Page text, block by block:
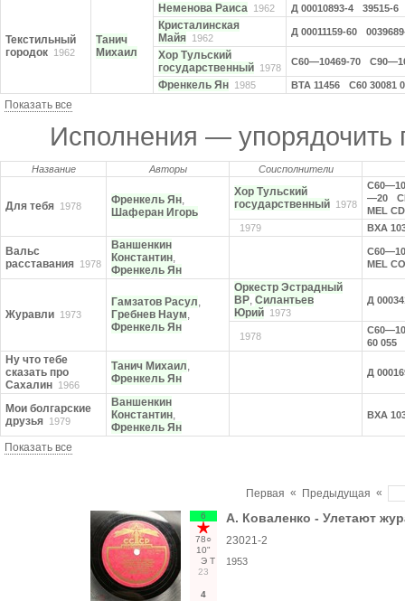
Текстильный
городок 1962
Танич
Михаил
Неменова Раиса 1962 Д 00010893-4 39515-6
Кристалинская
Майя 1962
Д 00011159-60
Хор Тульский
государственный 1978
С60—10469-70
Френкель Ян 1985 ВТА 11456 С60 30081
Показать все
Исполнения — упорядочить
Название Авторы Соисполнители
Для тебя 1978 Френкель Ян,
Шаферан Игорь
Хор Тульский
государственный 1978
—20
MEL
1979
ВХА
Вальс
расставания 1978
Ваншенкин
Константин,
Френкель Ян
MEL
Журавли 1973
Гамзатов Расул,
Гребнев Наум,
Френкель Ян
Оркестр Эстрадный
ВР, Силантьев
Юрий 1973
Д
1978
60 055
Ну что тебе
сказать про
Сахалин 1966
Танич Михаил,
Френкель Ян
Д
Мои болгарские
друзья 1979
Ваншенкин
Константин,
Френкель Ян
ВХА
Показать все
Первая « Предыдущая «
6
78○
10"
Э Т
23
4
А. Коваленко - Улетают
23021-2
1953